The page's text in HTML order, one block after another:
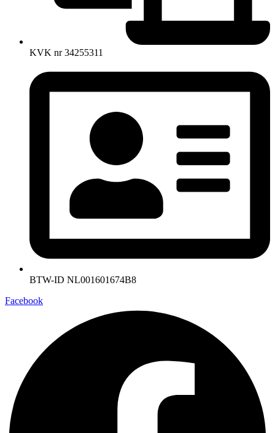
KVK nr 34255311
BTW-ID NL001601674B8
Facebook